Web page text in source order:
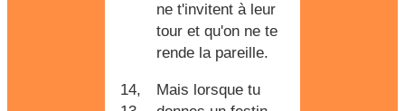
ne t'invitent à leur
tour et qu'on ne te
rende la pareille.
14,
Mais lorsque tu